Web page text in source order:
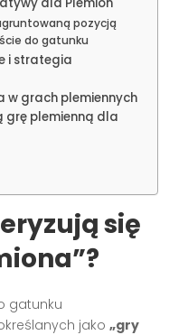
pozycją
do gatunku
i strategia
w grach plemiennych
grę plemienną dla
się
gatunku
jako„gry